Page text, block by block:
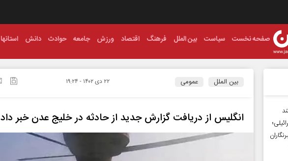
صفحه نخست سیاست بین الملل فرهنگ اقتصاد ورزش جامعه حوادث دانش استانها
بین الملل عمومی ۲۲ دی ۱۴۰۲ - ۱۹:۲۴
انگلیس از دریافت گزارش جدید از حادثه در خلیج عدن خبر داد